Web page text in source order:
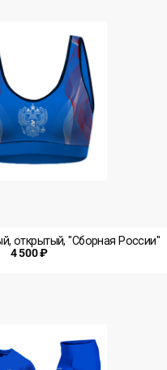
открытый, "Сборная России"
4 500 ₽